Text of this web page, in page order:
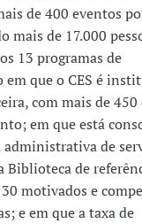
de 400 eventos
mais de 17.000
13 programas de
que o CES é
com mais de 450
em que está
de
Biblioteca de
motivados e
e em que a taxa de